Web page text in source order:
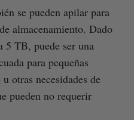
se pueden apilar para
almacenamiento. Dado
5 TB, puede ser una
para pequeñas
u otras necesidades de
pueden no requerir